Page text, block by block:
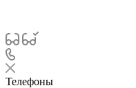
Телефоны